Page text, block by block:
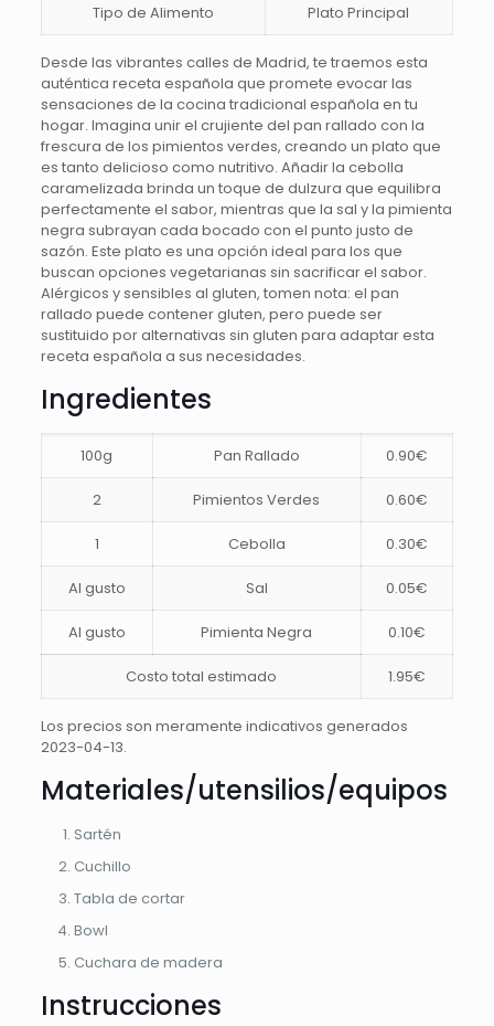
Tipo de Alimento Plato Principal
Desde las vibrantes calles de Madrid, te traemos esta
auténtica receta española que promete evocar las
sensaciones de la cocina tradicional española en tu
hogar. Imagina unir el crujiente del pan rallado con la
frescura de los pimientos verdes, creando un plato que
es tanto delicioso como nutritivo. Añadir la cebolla
caramelizada brinda un toque de dulzura que equilibra
perfectamente el sabor, mientras que la sal y la pimienta
negra subrayan cada bocado con el punto justo de
sazón. Este plato es una opción ideal para los que
buscan opciones vegetarianas sin sacrificar el sabor.
Alérgicos y sensibles al gluten, tomen nota: el pan
rallado puede contener gluten, pero puede ser
sustituido por alternativas sin gluten para adaptar esta
receta española a sus necesidades.
Ingredientes
100g Pan Rallado 0.90€
2 Pimientos Verdes 0.60€
1 Cebolla 0.30€
Al gusto Sal 0.05€
Al gusto Pimienta Negra 0.10€
Costo total estimado 1.95€
Los precios son meramente indicativos generados
2023-04-13.
Materiales/utensilios/equipos
Sartén
Cuchillo
Tabla de cortar
Bowl
Cuchara de madera
Instrucciones